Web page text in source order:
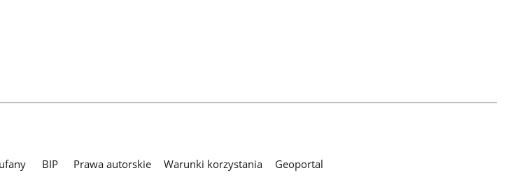
BIP Prawa autorskie Warunki korzystania
Geoportal